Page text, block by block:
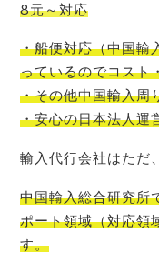
8元～対応
・船便対応（中国輸
っているのでコスト
・その他中国輸入周
・安心の日本法人運
輸入代行会社はただ
中国輸入総合研究所
ポート領域（対応領
す。